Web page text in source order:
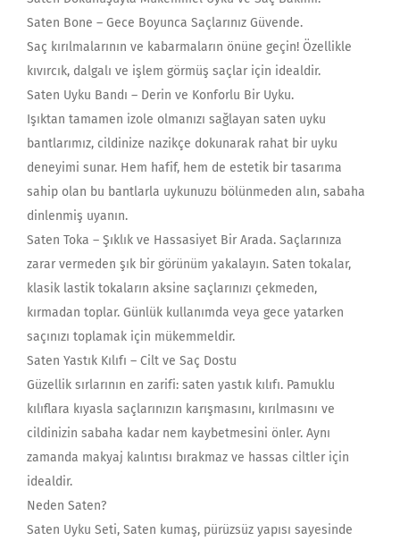
Saten Bone – Gece Boyunca Saçlarınız Güvende.
Saç kırılmalarının ve kabarmaların önüne geçin! Özellikle
kıvırcık, dalgalı ve işlem görmüş saçlar için idealdir.
Saten Uyku Bandı – Derin ve Konforlu Bir Uyku.
Işıktan tamamen izole olmanızı sağlayan saten uyku
bantlarımız, cildinize nazikçe dokunarak rahat bir uyku
deneyimi sunar. Hem hafif, hem de estetik bir tasarıma
sahip olan bu bantlarla uykunuzu bölünmeden alın, sabaha
dinlenmiş uyanın.
Saten Toka – Şıklık ve Hassasiyet Bir Arada. Saçlarınıza
zarar vermeden şık bir görünüm yakalayın. Saten tokalar,
klasik lastik tokaların aksine saçlarınızı çekmeden,
kırmadan toplar. Günlük kullanımda veya gece yatarken
saçınızı toplamak için mükemmeldir.
Saten Yastık Kılıfı – Cilt ve Saç Dostu
Güzellik sırlarının en zarifi: saten yastık kılıfı. Pamuklu
kılıflara kıyasla saçlarınızın karışmasını, kırılmasını ve
cildinizin sabaha kadar nem kaybetmesini önler. Aynı
zamanda makyaj kalıntısı bırakmaz ve hassas ciltler için
idealdir.
Neden Saten?
Saten Uyku Seti, Saten kumaş, pürüzsüz yapısı sayesinde